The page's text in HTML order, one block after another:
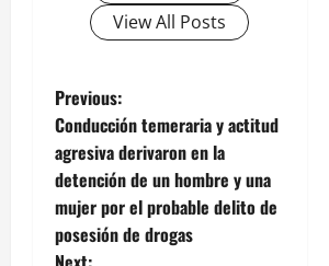
View All Posts
P
o
s
t
Previous:
Conducción temeraria y actitud
agresiva derivaron en la
detención de un hombre y una
mujer por el probable delito de
posesión de drogas